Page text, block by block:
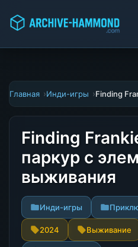
Главная Инди-игры Finding
Finding
паркур с
выживания
Инди-игры
2024 Выживание